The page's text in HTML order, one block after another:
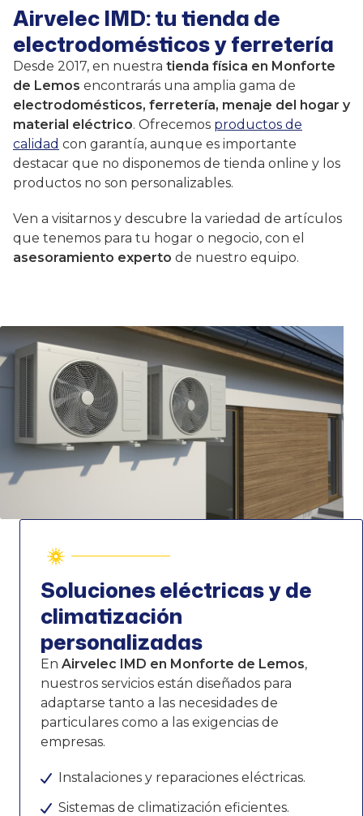
Airvelec IMD: tu tienda de
electrodomésticos y ferretería
Desde 2017, en nuestra tienda física en Monforte
de Lemos encontrarás una amplia gama de
electrodomésticos, ferretería, menaje del hogar y
material eléctrico. Ofrecemos productos de
calidad con garantía, aunque es importante
destacar que no disponemos de tienda online y los
productos no son personalizables.
Ven a visitarnos y descubre la variedad de artículos
que tenemos para tu hogar o negocio, con el
asesoramiento experto de nuestro equipo.
Soluciones eléctricas y de
climatización
personalizadas
EnAirvelec IMD en Monforte de Lemos,
nuestros servicios están diseñados para
adaptarse tanto a las necesidades de
particulares como a las exigencias de
empresas.
Instalaciones y reparaciones eléctricas.
Sistemas de climatización eficientes.